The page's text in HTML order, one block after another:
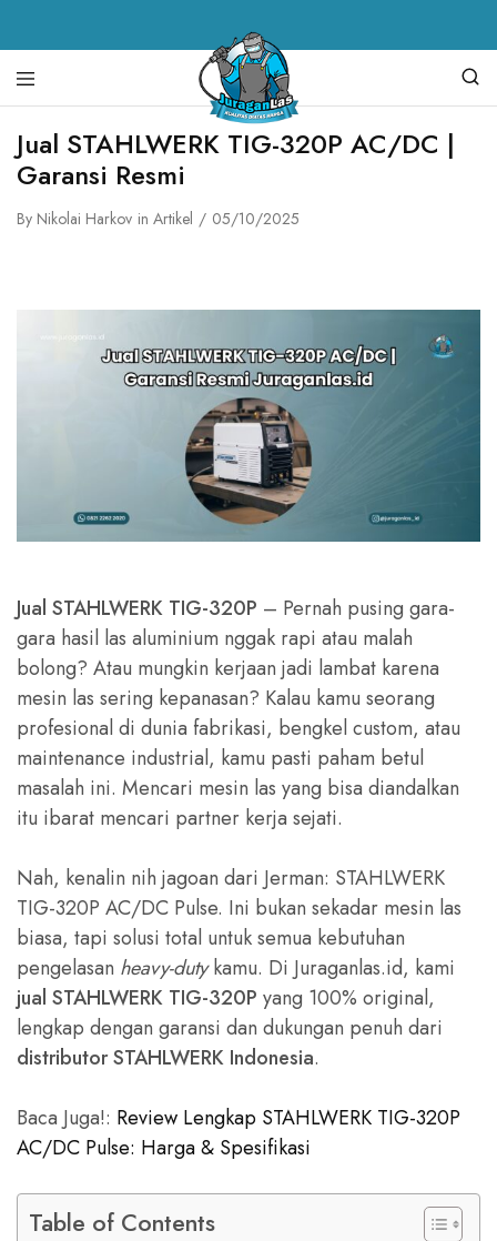
Juragan
Las
alat
las,
spare
parts
mesin
las,
plasma,
body
Jual STAHLWERK TIG-320P AC/DC |
Garansi Resmi
By Nikolai Harkov in Artikel 05/10/2025
Jual STAHLWERK TIG-320P – Pernah pusing gara-
gara hasil las aluminium nggak rapi atau malah
bolong? Atau mungkin kerjaan jadi lambat karena
mesin las sering kepanasan? Kalau kamu seorang
profesional di dunia fabrikasi, bengkel custom, atau
maintenance industrial, kamu pasti paham betul
masalah ini. Mencari mesin las yang bisa diandalkan
itu ibarat mencari partner kerja sejati.
Nah, kenalin nih jagoan dari Jerman: STAHLWERK
TIG-320P AC/DC Pulse. Ini bukan sekadar mesin las
biasa, tapi solusi total untuk semua kebutuhan
pengelasan heavy-dutykamu. Di Juraganlas.id, kami
jual STAHLWERK TIG-320P yang 100% original,
lengkap dengan garansi dan dukungan penuh dari
distributor STAHLWERK Indonesia.
Baca Juga!: Review Lengkap STAHLWERK TIG-320P
AC/DC Pulse: Harga & Spesifikasi
Table of Contents